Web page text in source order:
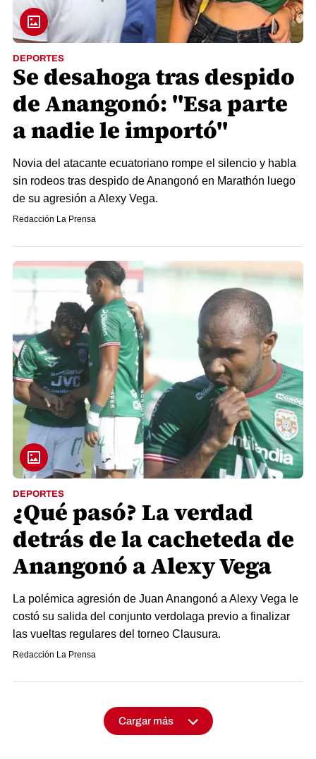
DEPORTES
Se desahoga tras despido
de Anangonó: "Esa parte
a nadie le importó"
Novia del atacante ecuatoriano rompe el silencio y habla
sin rodeos tras despido de Anangonó en Marathón luego
de su agresión a Alexy Vega.
Redacción La Prensa
DEPORTES
¿Qué pasó? La verdad
detrás de la cacheteda de
Anangonó a Alexy Vega
La polémica agresión de Juan Anangonó a Alexy Vega le
costó su salida del conjunto verdolaga previo a finalizar
las vueltas regulares del torneo Clausura.
Redacción La Prensa
Cargar más